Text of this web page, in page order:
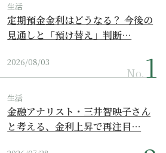
生活
定期預金金利はどうなる？ 今後の
見通しと「預け替え」判断…
2026/08/03
No.
生活
金融アナリスト・三井智映子さん
と考える、金利上昇で再注目…